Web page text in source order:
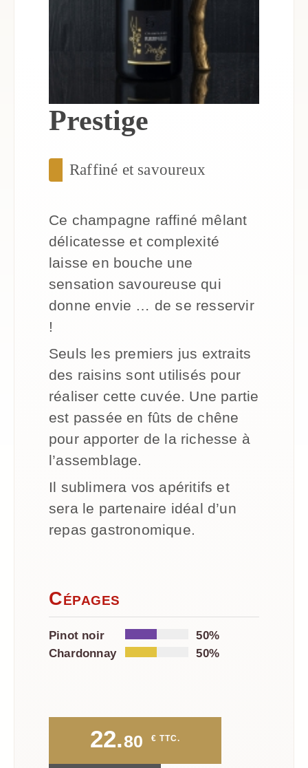
Prestige
Raffiné et savoureux
Ce champagne raffiné mêlant
délicatesse et complexité
laisse en bouche une
sensation savoureuse qui
donne envie … de se resservir
!
Seuls les premiers jus extraits
des raisins sont utilisés pour
réaliser cette cuvée. Une partie
est passée en fûts de chêne
pour apporter de la richesse à
l’assemblage.
Il sublimera vos apéritifs et
sera le partenaire idéal d’un
repas gastronomique.
Cépages
Pinot noir
50%
Chardonnay
50%
22.80  € TTC.